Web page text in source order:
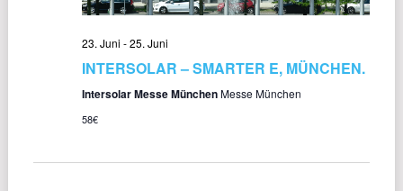
23. Juni -25. Juni
INTERSOLAR – SMARTER E, MÜNCHEN.
Intersolar Messe MünchenMesse München
58€